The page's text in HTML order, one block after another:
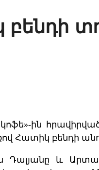
ին
Հատիկ բենդի
Դալյանը և